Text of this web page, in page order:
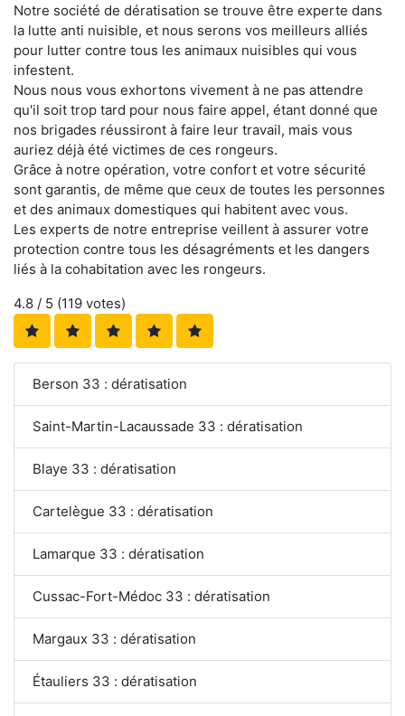
Notre société de dératisation se trouve être experte dans
la lutte anti nuisible, et nous serons vos meilleurs alliés
pour lutter contre tous les animaux nuisibles qui vous
infestent.
Nous nous vous exhortons vivement à ne pas attendre
qu'il soit trop tard pour nous faire appel, étant donné que
nos brigades réussiront à faire leur travail, mais vous
auriez déjà été victimes de ces rongeurs.
Grâce à notre opération, votre confort et votre sécurité
sont garantis, de même que ceux de toutes les personnes
et des animaux domestiques qui habitent avec vous.
Les experts de notre entreprise veillent à assurer votre
protection contre tous les désagréments et les dangers
liés à la cohabitation avec les rongeurs.
4.8 / 5 (119 votes)
Berson 33 : dératisation
Saint-Martin-Lacaussade 33 : dératisation
Blaye 33 : dératisation
Cartelègue 33 : dératisation
Lamarque 33 : dératisation
Cussac-Fort-Médoc 33 : dératisation
Margaux 33 : dératisation
Étauliers 33 : dératisation